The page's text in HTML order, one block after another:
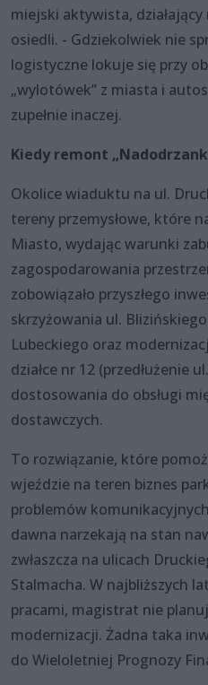
miejski aktywista, działający
osiedli. - Gdziekolwiek nie
logistyczne lokuje się przy
„wylotówek” z miasta i
zupełnie inaczej.
Kiedy remont
Okolice wiaduktu na ul.
tereny przemysłowe, które
Miasto, wydając warunki
zagospodarowania
zobowiązało przyszłego
skrzyżowania ul.
Lubeckiego oraz
działce nr 12 (przedłużenie
dostosowania do obsługi
dostawczych.
To rozwiązanie, które
wjeździe na teren biznes
problemów
dawna narzekają na stan
zwłaszcza na ulicach
Stalmacha. W najbliższych
pracami, magistrat nie
modernizacji. Żadna taka
do Wieloletniej Prognozy